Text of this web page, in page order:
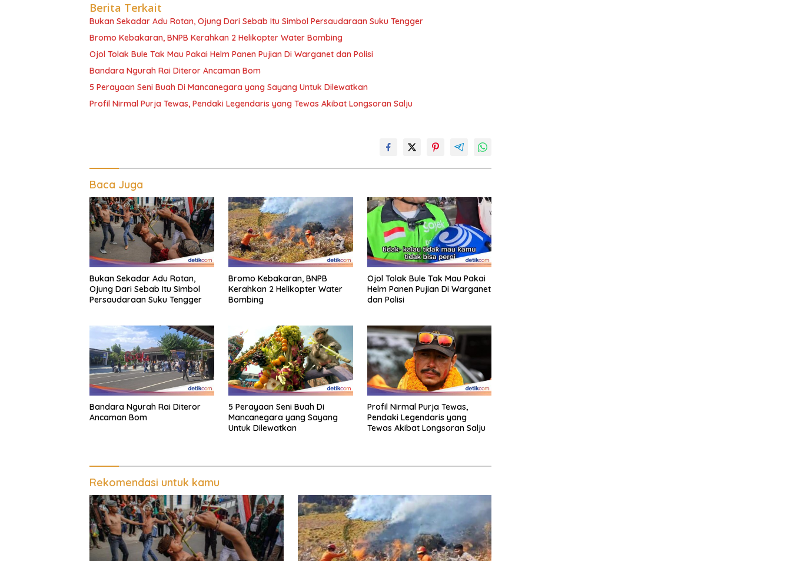
Berita Terkait
Bukan Sekadar Adu Rotan, Ojung Dari Sebab Itu Simbol Persaudaraan Suku Tengger
Bromo Kebakaran, BNPB Kerahkan 2 Helikopter Water Bombing
Ojol Tolak Bule Tak Mau Pakai Helm Panen Pujian Di Warganet dan Polisi
Bandara Ngurah Rai Diteror Ancaman Bom
5 Perayaan Seni Buah Di Mancanegara yang Sayang Untuk Dilewatkan
Profil Nirmal Purja Tewas, Pendaki Legendaris yang Tewas Akibat Longsoran Salju
Baca Juga
Bukan Sekadar Adu Rotan,
Ojung Dari Sebab Itu Simbol
Persaudaraan Suku Tengger
Bromo Kebakaran, BNPB
Kerahkan 2 Helikopter Water
Bombing
Ojol Tolak Bule Tak Mau Pakai
Helm Panen Pujian Di Warganet
dan Polisi
Bandara Ngurah Rai Diteror
Ancaman Bom
5 Perayaan Seni Buah Di
Mancanegara yang Sayang
Untuk Dilewatkan
Profil Nirmal Purja Tewas,
Pendaki Legendaris yang
Tewas Akibat Longsoran Salju
Rekomendasi untuk kamu